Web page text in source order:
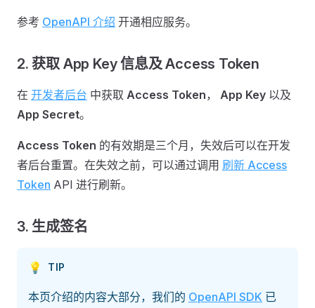
参考 OpenAPI 介绍 开通相应服务。
2. 获取 App Key 信息及 Access Token
在 开发者后台 中获取 Access Token， App Key 以及
App Secret。
Access Token 的有效期是三个月，失效后可以在开发
者后台重置。在失效之前，可以通过调用 刷新 Access
Token API 进行刷新。
3. 生成签名
💡 TIP
本页介绍的内容大部分，我们的 OpenAPI SDK 已